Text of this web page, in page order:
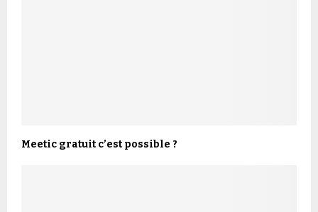
Meetic gratuit c’est possible ?